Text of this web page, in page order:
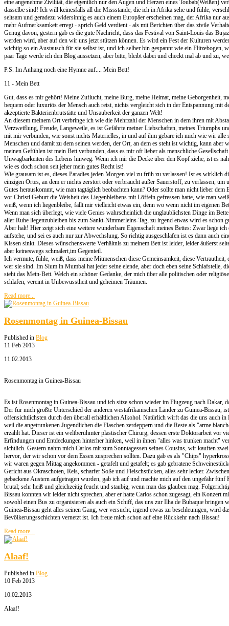
eine angenehme Zivilität, die eigentlich nur den Augen und Herzen eines Toubab(Weißen)
dasselbe sind! Ich will keinesfalls all die Missstände, die ich in Afrika sehe und fühle,
seltsam und geradezu widersinnig es auch einem Europäer erscheinen mag, der Afrika
mehr Aufmerksamkeit erregt - sprich Geld verdient - als mit Berichten über das zivile
Genug davon, gestern gab es die gute Nachricht, dass das Festival von Saint-Louis das
werden wird, aber auf den wir uns jetzt stützen können. Es wird ein Fest der Kulturen
wichtig so ein Austausch für sie selbst ist, und ich selber bin gespannt wie ein
paar Tage werde ich den Blog aussetzen, aber bitte, bleibt dabei und checkt mal ab und zu,
P.S. Im Anhang noch eine Hymne auf.... Mein Bett!
11 - Mein Bett
Gut, dass es mir gehört! Meine Zuflucht, meine Burg, meine Heimat, meine Geborgenheit,
bequem oder luxuriös der Mensch auch reist, nichts vergleicht sich in der Entspannung mit
akzeptierte Bakterienbrutstätte und Unsauberkeit der ganzen Welt!
An diesem meinem Ort verbringe ich wie die Mehrzahl der Menschen in dem ihren mit
Verzweiflung, Freude, Langeweile, es ist Gefährte meiner Liebschaften, meines Triumphs
mit mir verbunden, wie sonst nichts Materielles, in und auf ihm gebäre ich mich wie wir
Menschen und damit zu dem seinen werden, der Ort, an dem es steht ist wichtig, kann
meinen Gefühlen ist mein Bett verbunden, dass es mir oft lieber als menschliche
Unwägbarkeiten des Lebens hinweg. Wenn ich mir die Decke über den Kopf ziehe, ist es
wie es doch schon seit jeher mein gutes Recht ist!
Wie grausam ist es, dieses Paradies jeden Morgen viel zu früh zu verlassen! Ist es
einzigen Ortes, an dem er nichts zerstört oder verbraucht außer Sauerstoff, zu verlassen,
Gutes herauskommt, wie man tagtäglich beobachten kann? Oder sollte man nicht lieber
vor Christi Geburt die Weisheit des Liegenbleibens mit Löffeln gefressen hatte, wie man
weiß, wenn ich liegenbleibe, fällt mir vielleicht etwas ein, denn wo wenn nicht im eigenen
Wenn man sich überlegt, wie viele Genies wahrscheinlich die unglaublichsten Dinge im
aller Ruhe liegenzubleiben bis zum Sankt-Nimmerleins-Tag, zu irgend etwas wird es schon
Aber halt! Hier zeigt sich eine weitere wunderbare Eigenschaft meines Bettes: Zwar liege
aufstehe, und sei es auch nur zur Abwechslung. So richtig ausgeschlafen ist es dann auch
Kissen sinkt. Dieses wünschenswerte Verhältnis zu meinem Bett ist leider, leider äußerst
aber keineswegs schmälert,im Gegenteil.
Ich vermute, fühle, weiß, dass meine Mitmenschen diese Gemeinsamkeit, diese
wer sie sind. Im Slum in Mumbai hat jeder seine elende, aber doch eben seine
steht das Mein-Bett. Welch ein schöner Gedanke, der mich über alle politischen oder
schlafen, vereint in Unbewusstheit und geheimen Träumen.
Read more...
Rosenmontag in Guinea-Bissau
Published in Blog
11 Feb 2013
11.02.2013
Rosenmontag in Guinea-Bissau
Es ist Rosenmontag in Guinea-Bissau und ich sitze schon wieder im Flugzeug nach Dakar,
Der für mich größte Unterschied der anderen westafrikanischen Länder zu Guinea-Bissau,
offensichtlichsten durch den überall erhältlichen Alkohol. Natürlich wirft das die uns auch
weil die angetrunkenen Jugendlichen die Flaschen zerdeppern und die Reste als "arme
erzählt hat. Dieser ist ein weltberühmter plastischer Chirurg, dessen erste Doktorarbeit vor
Erfindungen und Entdeckungen hinterher hinken, weil in ihnen "alles was trunken macht"
sichtlich. Gestern nahm mich Carlos mit zum Sonntagessen seines Cousins, wir kauften
hervor, der wir schon vor dem Essen zusprechen sollten. Dazu gab es als "Chips"
wir waren gegen Mittag angekommen - getafelt und getafelt; es gab gebratene
Gericht aus Okraschoten, Reis, scharfer Soße und Fleischstücken, alles sehr lecker.
gebackene Austern aufgetragen wurden, gab ich auf und machte mich auf den ungefähr
brutal; sehr heiß und gleichzeitig feucht und staubig, wenn man das glauben mag.
Bissau konnten wir leider nicht sprechen, aber er hatte Carlos schon zugesagt, ein Konzert
sowohl einen Bus zu organisieren als auch ein Schiff, das uns zur Ilha de Bubaque
Guinea-Bissau geht alles seinen Gang, wer versucht, irgend etwas zu beschleunigen, wird
Bevölkerungsschichten vernetzt ist. Ich freue mich schon auf eine Rückkehr nach Bissau!
Read more...
Alaaf!
Published in Blog
10 Feb 2013
10.02.2013
Alaaf!